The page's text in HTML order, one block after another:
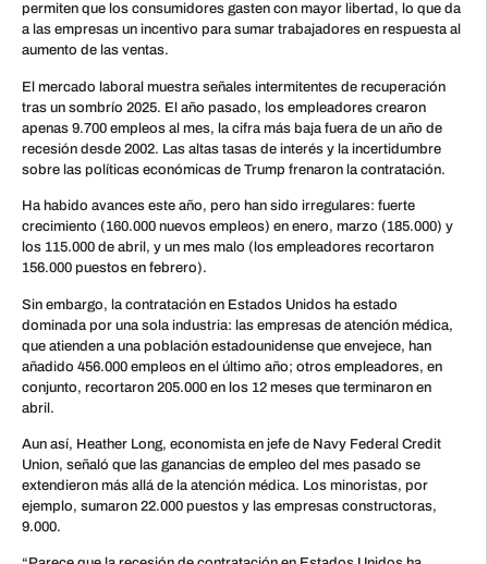
permiten que los consumidores gasten con mayor libertad, lo que da
a las empresas un incentivo para sumar trabajadores en respuesta al
aumento de las ventas.
El mercado laboral muestra señales intermitentes de recuperación
tras un sombrío 2025. El año pasado, los empleadores crearon
apenas 9.700 empleos al mes, la cifra más baja fuera de un año de
recesión desde 2002. Las altas tasas de interés y la incertidumbre
sobre las políticas económicas de Trump frenaron la contratación.
Ha habido avances este año, pero han sido irregulares: fuerte
crecimiento (160.000 nuevos empleos) en enero, marzo (185.000) y
los 115.000 de abril, y un mes malo (los empleadores recortaron
156.000 puestos en febrero).
Sin embargo, la contratación en Estados Unidos ha estado
dominada por una sola industria: las empresas de atención médica,
que atienden a una población estadounidense que envejece, han
añadido 456.000 empleos en el último año; otros empleadores, en
conjunto, recortaron 205.000 en los 12 meses que terminaron en
abril.
Aun así, Heather Long, economista en jefe de Navy Federal Credit
Union, señaló que las ganancias de empleo del mes pasado se
extendieron más allá de la atención médica. Los minoristas, por
ejemplo, sumaron 22.000 puestos y las empresas constructoras,
9.000.